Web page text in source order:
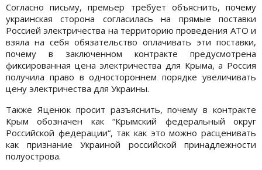
Согласно письму, премьер требует объяснить, почему
украинская сторона согласилась на прямые поставки
Россией электричества на территорию проведения АТО и
взяла на себя обязательство оплачивать эти поставки,
почему в заключенном контракте предусмотрена
фиксированная цена электричества для Крыма, а Россия
получила право в одностороннем порядке увеличивать
цену электричества для Украины.
Также Яценюк просит разъяснить, почему в контракте
Крым обозначен как “Крымский федеральный округ
Российской федерации“, так как это можно расценивать
как признание Украиной российской принадлежности
полуострова.